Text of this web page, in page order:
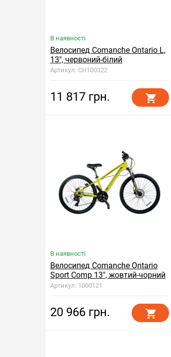
В наявності
Велосипед Comanche Ontario L,
13", червоний-білий
Артикул: CH100322
11 817 грн.
В наявності
Велосипед Comanche Ontario
Sport Comp 13", жовтий-чорний
Артикул: 1000121
20 966 грн.